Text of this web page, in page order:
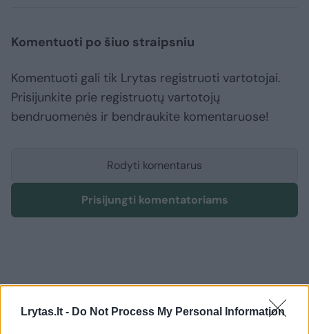
Lrytas.lt - Do Not Process My Personal Information
Komentuoti po šiuo straipsniu
Komentuoti gali tik Lrytas registruoti vartotojai.
Prisijunkite prie registruotų vartotojų
bendruomenės ir bendraukite komentaruose!
Rodyti komentarus
Prisijungti komentatoriams